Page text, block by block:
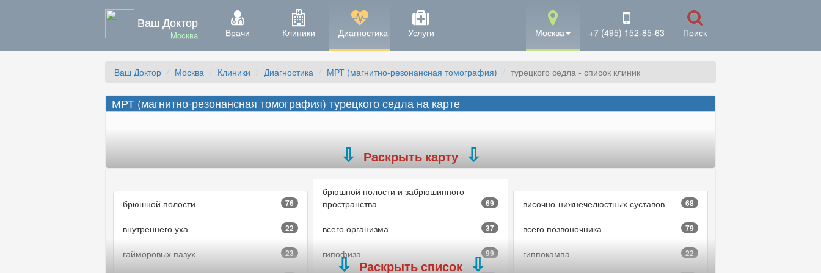
Ваш Доктор
Москва Врачи Клиники Диагностика Услуги Москва +7 (495) 152-85-63 Поиск
Ваш Доктор Москва Клиники Диагностика МРТ (магнитно-резонансная томография) турецкого седла - список клиник
МРТ (магнитно-резонансная томография) турецкого седла на карте
Раскрыть карту
брюшной полости 76
брюшной полости и забрюшинного
пространства
69 височно-нижнечелюстных суставов 68
внутреннего уха 22 всего организма 37 всего позвоночника 79
гайморовых пазух 23 гипофиза 99 гиппокампа 22
Раскрыть список